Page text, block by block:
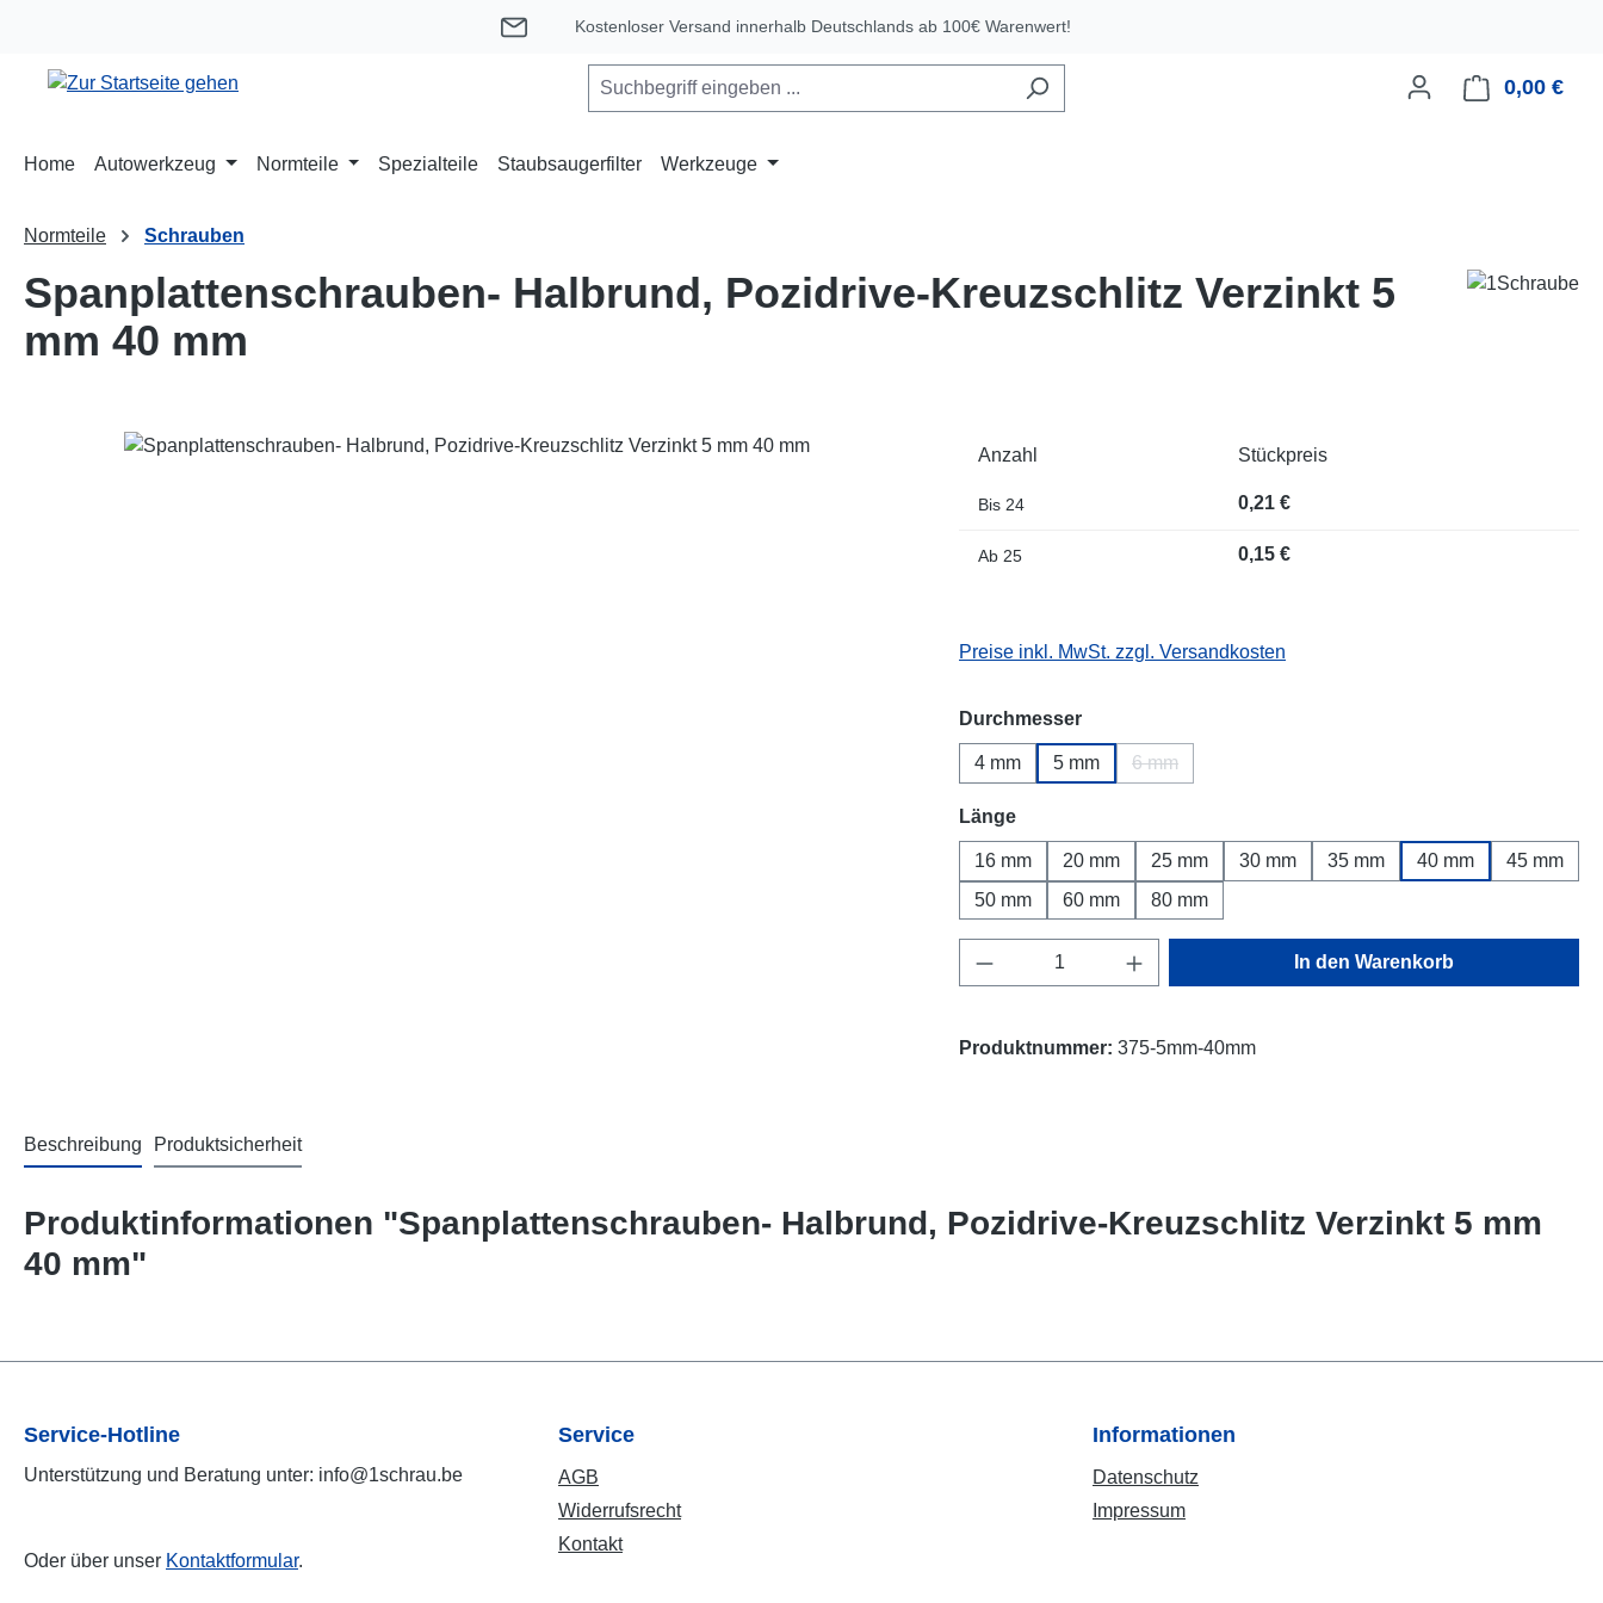
Kostenloser Versand innerhalb Deutschlands ab 100€ Warenwert!
0,00 €
Home Autowerkzeug Normteile Spezialteile Staubsaugerfilter Werkzeuge
Normteile Schrauben
Spanplattenschrauben- Halbrund, Pozidrive-Kreuzschlitz Verzinkt 5
mm 40 mm
Bildergalerie überspringen
Anzahl Stückpreis
Bis 24 0,21 €
Ab 25 0,15 €
Preise inkl. MwSt. zzgl. Versandkosten
Durchmesserauswählen
4 mm 5 mm 6 mm
Längeauswählen
16 mm 20 mm 25 mm 30 mm 35 mm 40 mm
45 mm
50 mm
60 mm 80 mm
Produkt Anzahl: Gib den gewünschten Wert ein
In den Warenkorb
Produktnummer: 375-5mm-40mm
Beschreibung Produktsicherheit
Produktinformationen "Spanplattenschrauben- Halbrund, Pozidrive-Kreuzschlitz Verzinkt 5 mm
40 mm"
Service-Hotline
Unterstützung und Beratung unter: info@1schrau.be
Oder über unser Kontaktformular.
Service
AGB
Widerrufsrecht
Kontakt
Informationen
Datenschutz
Impressum